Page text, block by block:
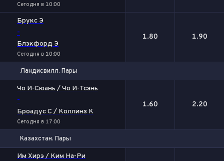
Сегодня в 10:00
Брукс Э
-
Блэкфорд Э
Сегодня в 10:00
1.80 1.90
Ландисвилл. Пары
Чо И-Сюань / Чо И-Тсэнь
-
Броадус С / Коллинз К
Сегодня в 17:00
1.60 2.20
Казахстан. Пары
Им Хирэ / Ким На-Ри